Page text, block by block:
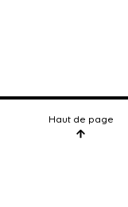
Haut de page